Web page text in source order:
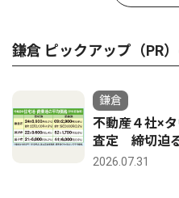
鎌倉 ピックアップ（PR
鎌倉
不動産４社×
査定 締切迫
2026.07.31